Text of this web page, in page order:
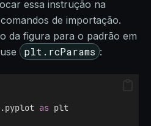
essa instrução na
de importação.
da figura para o padrão em
plt.rcParams :
as plt